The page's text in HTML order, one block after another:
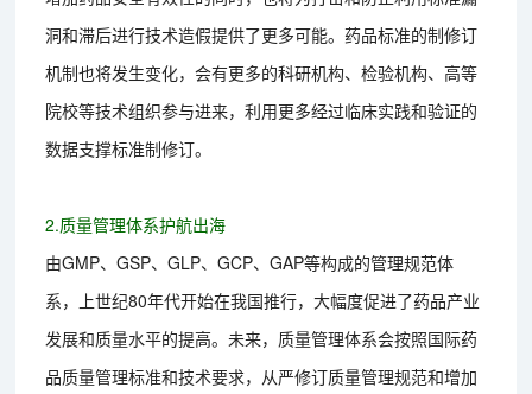
洞和滞后进行技术造假提供了更多可能。药品标准的制修订
机制也将发生变化，会有更多的科研机构、检验机构、高等
院校等技术组织参与进来，利用更多经过临床实践和验证的
数据支撑标准制修订。
2.质量管理体系护航出海
由GMP、GSP、GLP、GCP、GAP等构成的管理规范体
系，上世纪80年代开始在我国推行，大幅度促进了药品产业
发展和质量水平的提高。未来，质量管理体系会按照国际药
品质量管理标准和技术要求，从严修订质量管理规范和增加